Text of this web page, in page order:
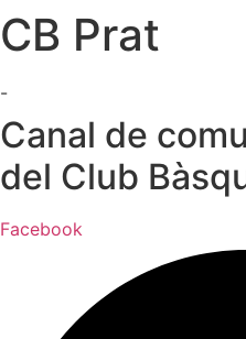
Ir
al
CB Prat
-
Canal de
del Club
Facebook